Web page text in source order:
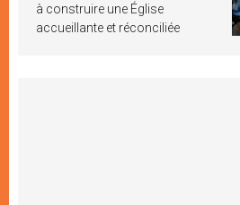
à construire une Église
accueillante et réconciliée